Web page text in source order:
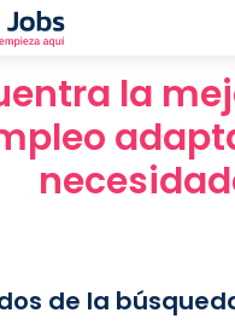
la
de la